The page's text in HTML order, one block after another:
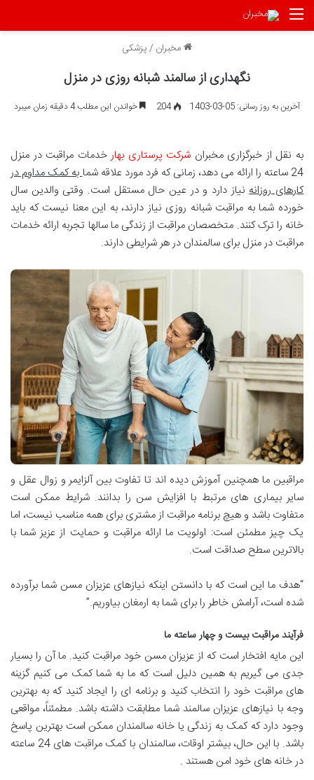
منو
مخبران /پزشکی
نگهداری از سالمند شبانه روزی در منزل
آخرین به روز رسانی: 05-03-1403 204 خواندن این مطلب 4 دقیقه زمان میبرد
به نقل از خبرگزاری مخبران شرکت پرستاری بهارخدمات مراقبت در منزل
24 ساعته را ارائه می دهد، زمانی که فرد مورد علاقه شما
به کمک مداوم در
کارهای روزانهنیاز دارد و در عین حال مستقل است. وقتی والدین سال
خورده شما به مراقبت شبانه روزی نیاز دارند، به این معنا نیست که باید
خانه را ترک کنند. متخصصان مراقبت از زندگی ما سالها تجربه ارائه خدمات
مراقبت در منزل برای سالمندان در هر شرایطی دارند.
مراقبین ما همچنین آموزش دیده اند تا تفاوت بین آلزایمر و زوال عقل و
سایر بیماری های مرتبط با افزایش سن را بدانند. شرایط ممکن است
متفاوت باشد و هیچ برنامه مراقبت از مشتری برای همه مناسب نیست، اما
یک چیز مطمئن است: اولویت ما ارائه مراقبت و حمایت از عزیز شما با
بالاترین سطح صداقت است.
“هدف ما این است که با دانستن اینکه نیازهای عزیزان مسن شما برآورده
شده است، آرامش خاطر را برای شما به ارمغان بیاوریم.”
فرآیند مراقبت بیست و چهار ساعته ما
این مایه افتخار است که از عزیزان مسن خود مراقبت کنید. ما آن را بسیار
جدی می گیریم به همین دلیل است که ما به شما کمک می کنیم گزینه
های مراقبت خود را انتخاب کنید و برنامه ای را ایجاد کنید که به بهترین
وجه با نیازهای عزیزان سالمند شما مطابقت داشته باشد. مطمئناً، مواقعی
وجود دارد که کمک به زندگی یا خانه سالمندان ممکن است بهترین پاسخ
باشد. با این حال، بیشتر اوقات، سالمندان با کمک مراقبت های 24 ساعته
در خانه های خود امن هستند .